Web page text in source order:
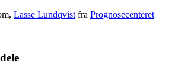
Lasse Lundqvist fra Prognosecenteret